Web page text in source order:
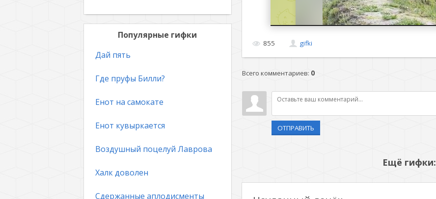
855 gifki
Всего комментариев: 0
ОТПРАВИТЬ
Ещё гифки:
Популярные гифки
Дай пять
Где пруфы Билли?
Енот на самокате
Енот кувыркается
Воздушный поцелуй Лаврова
Халк доволен
Сдержанные аплодисменты